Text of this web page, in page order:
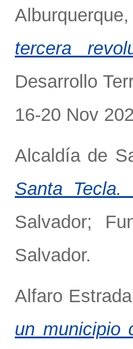
tercera
Desarrollo
16-20 Nov
Alcaldía de
Santa Tecla.
Salvador;
Salvador.
Alfaro
un municipio